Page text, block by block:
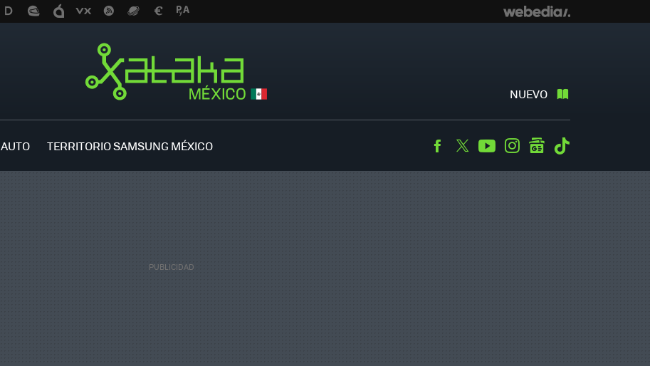
NUEVO
AUTO TERRITORIO SAMSUNG MÉXICO Facebook
TwitterYoutubeInstagramgooglenews